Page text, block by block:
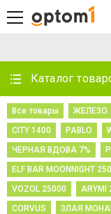
Каталог
Все товары ЖЕЛЕЗО.
CITY 1400
PABLO
ЧЕРНАЯ ВДОВА 7%
ELF BAR MOONNIGHT
VOZOL 25000
ARYMI
CORVUS
ЗЛАЯ